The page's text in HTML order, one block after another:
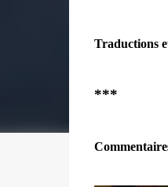
Traductions
***